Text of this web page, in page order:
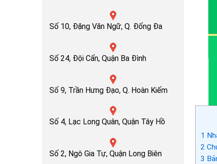
Số 10, Đặng Văn Ngữ, Q. Đống Đa
Số 24, Đội Cấn, Quận Ba Đình
Số 9, Trần Hưng Đạo, Q. Hoàn Kiếm
Số 4, Lạc Long Quân, Quận Tây Hồ
Số 2, Ngô Gia Tự, Quận Long Biên
1
2
3